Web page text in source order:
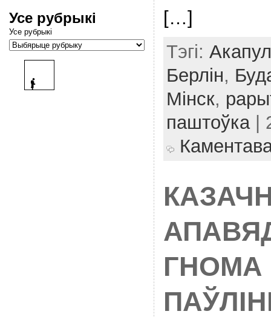
Усе рубрыкі
Усе рубрыкі
[…]
Тэгі:
Берлiн,
Мінск,
паштоўка|
ГНОМА